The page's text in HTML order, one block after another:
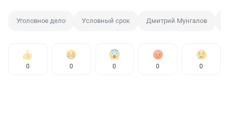
Уголовное дело Условный срок Дмитрий Мунгалов
0 0 0 0 0